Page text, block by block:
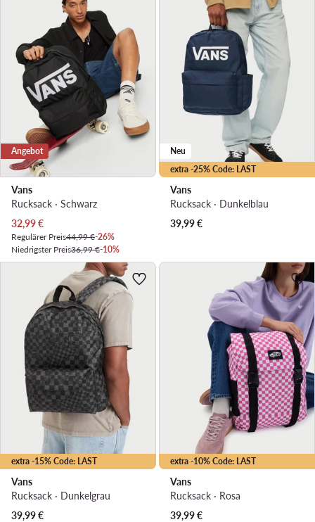
Angebot
Vans
Rucksack · Schwarz
Aktueller Preis
32,99€
Regulärer Preis44,99 €-26%
Niedrigster Preis36,99 €-10%
extra -25% Code: LAST
Neu
Vans
Rucksack · Dunkelblau
39,99€
extra -15% Code: LAST
Vans
Rucksack · Dunkelgrau
39,99€
extra -10% Code: LAST
Vans
Rucksack · Rosa
39,99€